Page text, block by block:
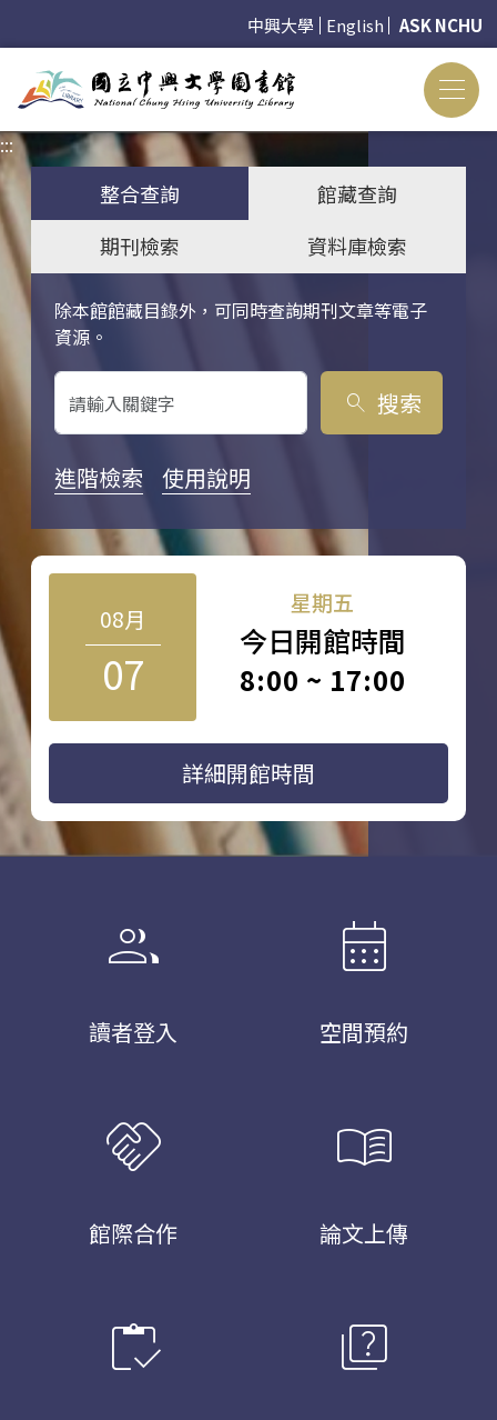
中興大學 English ASK NCHU
:::
整合查詢
館藏查詢
期刊檢索
資料庫檢索
除本館館藏目錄外，可同時查詢期刊文章等電子
資源。
關鍵字搜尋
search 搜索
進階檢索 使用說明
08月
07
星期五
今日開館時間
8:00 ~ 17:00
詳細開館時間
group
讀者登入
calendar_month
空間預約
handshake
館際合作
menu_book
論文上傳
inventory quiz